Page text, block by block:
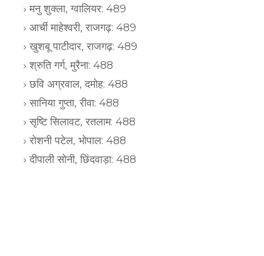
मनु शुक्ला, ग्वालियर: 489
आर्ची माहेश्वरी, राजगढ़: 489
खुशबू पाटीदार, राजगढ़: 489
श्रुति गर्ग, मुरैना: 488
छवि अग्रवाल, दमोह: 488
सानिया गुप्ता, रीवा: 488
सृष्टि सिलावट, रतलाम: 488
रोशनी पटेल, भोपाल: 488
दीपाली सोनी, छिंदवाड़ा: 488